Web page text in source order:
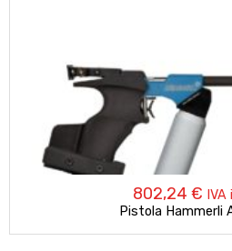
802,24 €
Pistola Hammerli